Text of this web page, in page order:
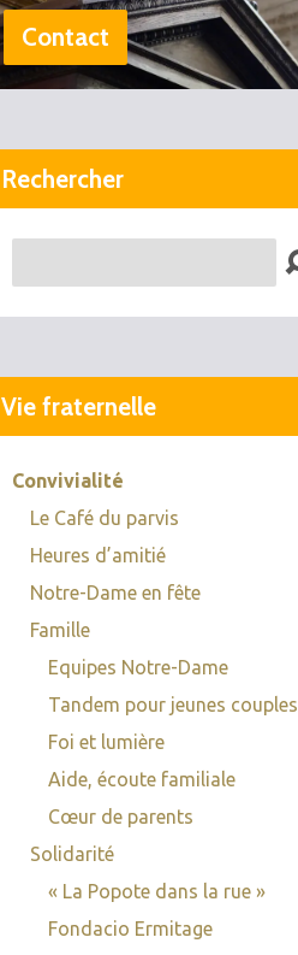
Contact
Rechercher
Vie fraternelle
Convivialité
Le Café du parvis
Heures d’amitié
Notre-Dame en fête
Famille
Equipes Notre-Dame
Tandem pour jeunes couples
Foi et lumière
Aide, écoute familiale
Cœur de parents
Solidarité
« La Popote dans la rue »
Fondacio Ermitage